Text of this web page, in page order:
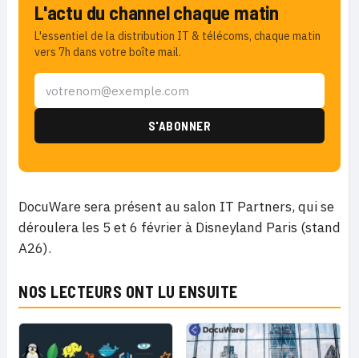
L'actu du channel chaque matin
L'essentiel de la distribution IT & télécoms, chaque matin
vers 7h dans votre boîte mail.
DocuWare sera présent au salon IT Partners, qui se
déroulera les 5 et 6 février à Disneyland Paris (stand
A26).
NOS LECTEURS ONT LU ENSUITE